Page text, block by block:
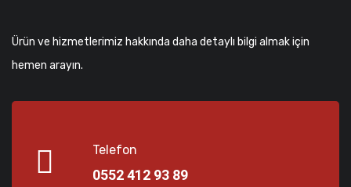
Ürün ve hizmetlerimiz hakkında daha detaylı bilgi almak için
hemen arayın.
Telefon
0552 412 93 89